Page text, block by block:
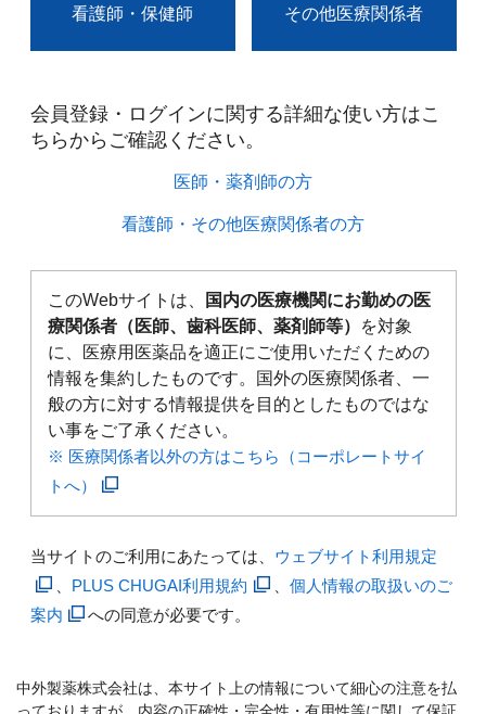
看護師・保健師 その他医療関係者
会員登録・ログインに関する詳細な使い方はこ
ちらからご確認ください。​
医師・薬剤師の方​
看護師・その他医療関係者の方​
このWebサイトは、
国内の医療機関にお勤めの医
療関係者（医師、歯科医師、薬剤師等）
を対象
に、医療用医薬品を適正にご使用いただくための
情報を集約したものです。国外の医療関係者、一
般の方に対する情報提供を目的としたものではな
い事をご了承ください。
※ 医療関係者以外の方はこちら（コーポレートサイ
トへ）
当サイトのご利用にあたっては、 ウェブサイト利用規定
PLUS CHUGAI利用規約
個人情報の取扱いのご
案内
への同意が必要です。
中外製薬株式会社は、本サイト上の情報について細心の注意を払
っておりますが、内容の正確性・完全性・有用性等に関して保証